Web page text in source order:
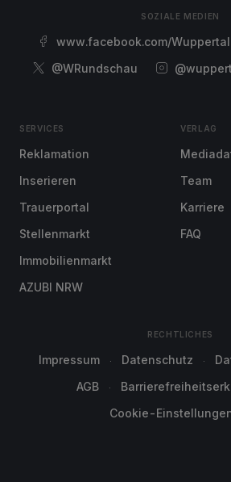
SOZIALE MEDIEN
www.facebook.com/
@WRundschau
SERVICES
Reklamation
Inserieren
Trauerportal
Stellenmarkt
Immobilienmarkt
AZUBI NRW
VERLAG
Team
Karriere
FAQ
RECHTLICHES
Impressum Datenschutz
AGB
Cookie-